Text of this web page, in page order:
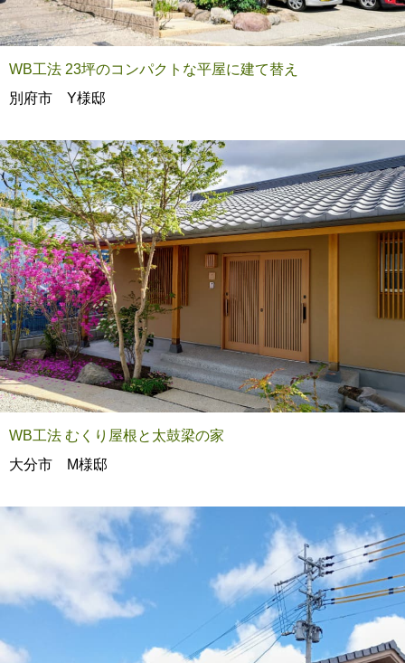
WB工法 23坪のコンパクトな平屋に建て替え
別府市 Y様邸
WB工法 むくり屋根と太鼓梁の家
大分市 M様邸